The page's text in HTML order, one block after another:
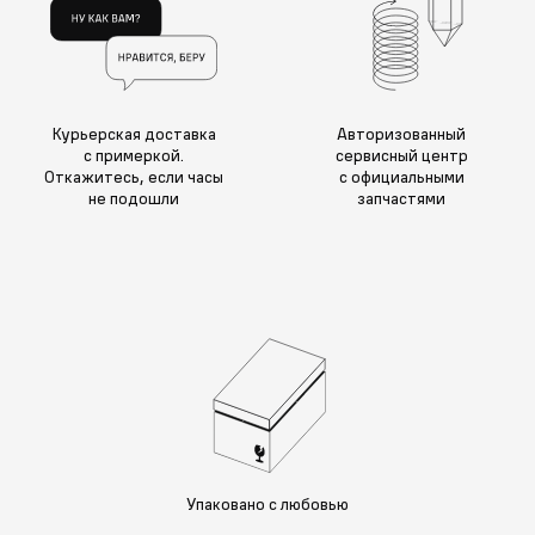
Курьерская доставка
с примеркой.
Откажитесь, если часы
не подошли
Авторизованный
сервисный центр
с официальными
запчастями
Упаковано с любовью